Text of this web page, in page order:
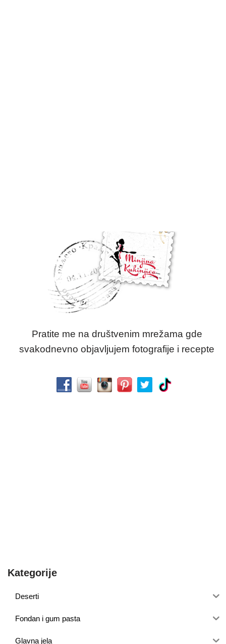
Pratite me na društvenim mrežama gde
svakodnevno objavljujem fotografije i recepte
Kategorije
Deserti
Fondan i gum pasta
Glavna jela